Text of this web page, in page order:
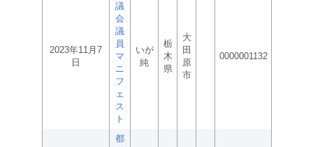
2023年11月7
日
議
会
議
員
マ
ニ
フ
ェ
ス
ト
いが
純
栃
木
県
大
田
原
市
0000001132
都